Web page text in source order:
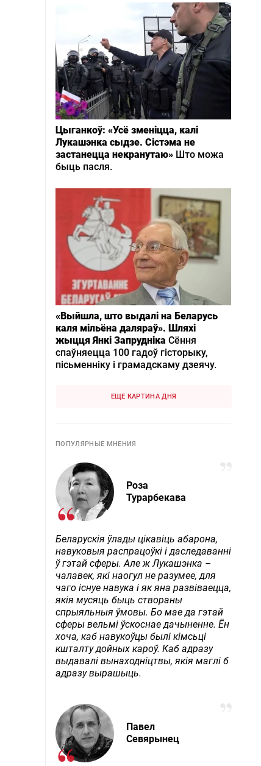
Цыганкоў: «Усё зменіцца, калі
Лукашэнка сыдзе. Сістэма не
застанецца некранутаю» Што можа
быць пасля.
«Выйшла, што выдалі на Беларусь
каля мільёна даляраў». Шляхі
жыцця Янкі Запрудніка Сёння
спаўняецца 100 гадоў гісторыку,
пісьменніку і грамадскаму дзеячу.
ЕЩЕ КАРТИНА ДНЯ
ПОПУЛЯРНЫЕ МНЕНИЯ
Роза
Турарбекава
Беларускія ўлады цікавіць абарона,
навуковыя распрацоўкі і даследаванні
ў гэтай сферы. Але ж Лукашэнка –
чалавек, які наогул не разумее, для
чаго існуе навука і як яна развіваецца,
якія мусяць быць створаны
спрыяльныя ўмовы. Бо мае да гэтай
сферы вельмі ўскоснае дачыненне. Ён
хоча, каб навукоўцы былі кімсьці
кшталту дойных кароў. Каб адразу
выдавалі вынаходніцтвы, якія маглі б
адразу вырашыць.
Павел
Севярынец